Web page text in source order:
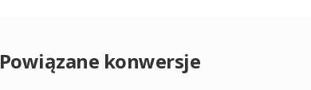
Powiązane konwersje